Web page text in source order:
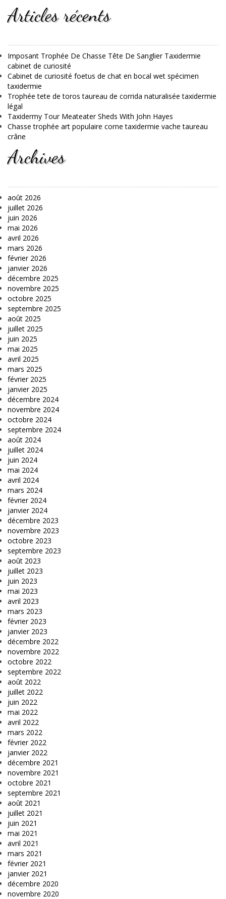
Articles récents
Imposant Trophée De Chasse Tête De Sanglier Taxidermie
cabinet de curiosité
Cabinet de curiosité foetus de chat en bocal wet spécimen
taxidermie
Trophée tete de toros taureau de corrida naturalisée taxidermie
légal
Taxidermy Tour Meateater Sheds With John Hayes
Chasse trophée art populaire corne taxidermie vache taureau
crâne
Archives
août 2026
juillet 2026
juin 2026
mai 2026
avril 2026
mars 2026
février 2026
janvier 2026
décembre 2025
novembre 2025
octobre 2025
septembre 2025
août 2025
juillet 2025
juin 2025
mai 2025
avril 2025
mars 2025
février 2025
janvier 2025
décembre 2024
novembre 2024
octobre 2024
septembre 2024
août 2024
juillet 2024
juin 2024
mai 2024
avril 2024
mars 2024
février 2024
janvier 2024
décembre 2023
novembre 2023
octobre 2023
septembre 2023
août 2023
juillet 2023
juin 2023
mai 2023
avril 2023
mars 2023
février 2023
janvier 2023
décembre 2022
novembre 2022
octobre 2022
septembre 2022
août 2022
juillet 2022
juin 2022
mai 2022
avril 2022
mars 2022
février 2022
janvier 2022
décembre 2021
novembre 2021
octobre 2021
septembre 2021
août 2021
juillet 2021
juin 2021
mai 2021
avril 2021
mars 2021
février 2021
janvier 2021
décembre 2020
novembre 2020